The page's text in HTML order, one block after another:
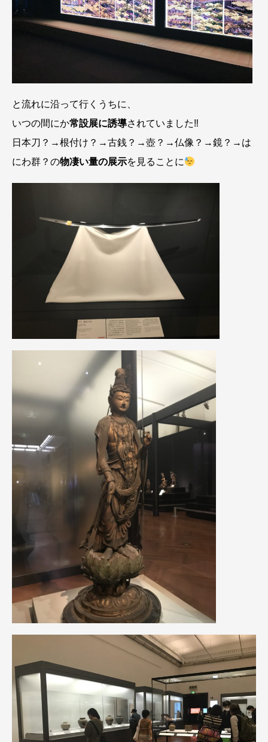
と流れに沿って行くうちに、
いつの間にか常設展に誘導されていました‼︎
日本刀？→根付け？→古銭？→壺？→仏像？→鏡？→は
にわ群？の物凄い量の展示を見ることに